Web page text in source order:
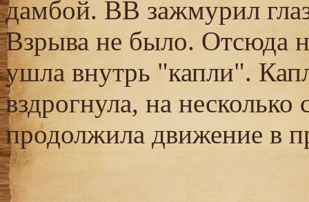
дамбой. ВВ зажмурил
Взрыва не было. Отсюда
ушла внутрь "капли".
вздрогнула, на несколько
продолжила движение в